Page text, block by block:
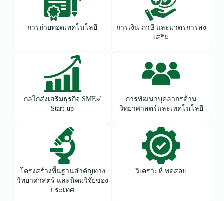
การถ่ายทอดเทคโนโลยี
การเงิน ภาษี และมาตรการส่ง
เสริม
กลไกส่งเสริมธุรกิจ SMEs/
Start-up
การพัฒนาบุคลากรด้าน
วิทยาศาสตร์และเทคโนโลยี
โครงสร้างพื้นฐานสำคัญทาง
วิทยาศาสตร์ และนิคมวิจัยของ
ประเทศ
วิเคราะห์ ทดสอบ